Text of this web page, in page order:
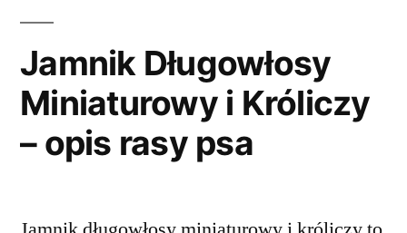
Jamnik Długowłosy
Miniaturowy i Króliczy
– opis rasy psa